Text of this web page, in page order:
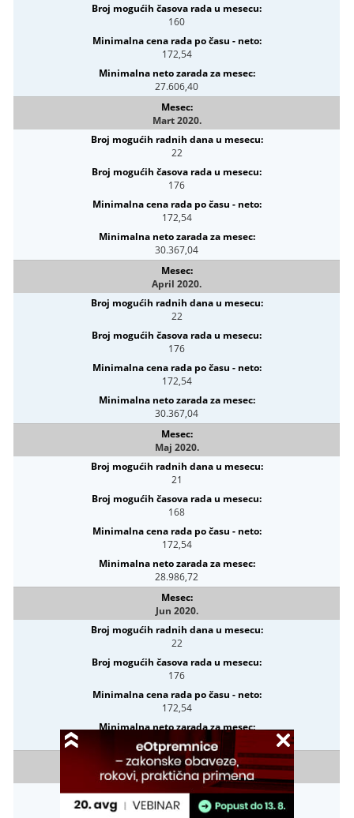
160
172,54
27.606,40
Mart 2020.
22
176
172,54
30.367,04
April 2020.
22
176
172,54
30.367,04
Maj 2020.
21
168
172,54
28.986,72
Jun 2020.
22
176
172,54
30.367,04
Jul 2020.
23